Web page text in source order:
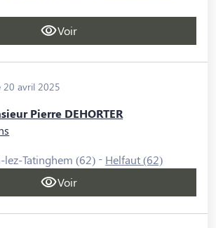
Voir
20 avril 2025
Pierre DEHORTER
Tatinghem (62) - Helfaut (62)
Voir